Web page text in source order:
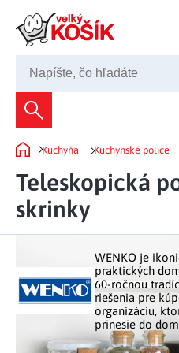
02 2220 5080
Dekorácie
Bytové dekorácie
Záhradné dekorácie
Kvety a vence
Svetelné dekorácie
Fontány a studne
Veľkonočné dekorácie
Dekorácie na hrob
Bytový textil
Domáce elektro
Predsieň a chodba
Kúpeľňa a záchod
Spálňa a šatňa
Kuchyňa
Kuchynské pomôcky
Prestieranie a
Príprava nápojov
Grilovanie a
Kúpeľňový nábytok
Nábytok do predsiene
Kancelársky nábytok
Záhrada
Záhradné doplnky
Záhradný nábytok
Kuchyňa Kuchynské police
Teleskopická
skrinky
WENKO je
praktických
60-ročnou
riešenia pre
organizáciu,
prinesie do